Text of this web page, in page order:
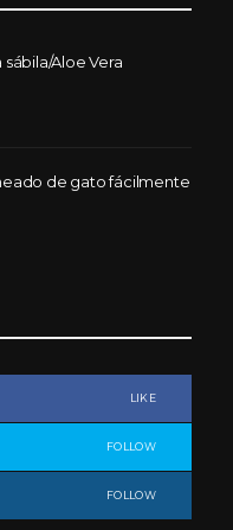
Aloe Vera
de gato fácilmente
LIKE
FOLLOW
FOLLOW